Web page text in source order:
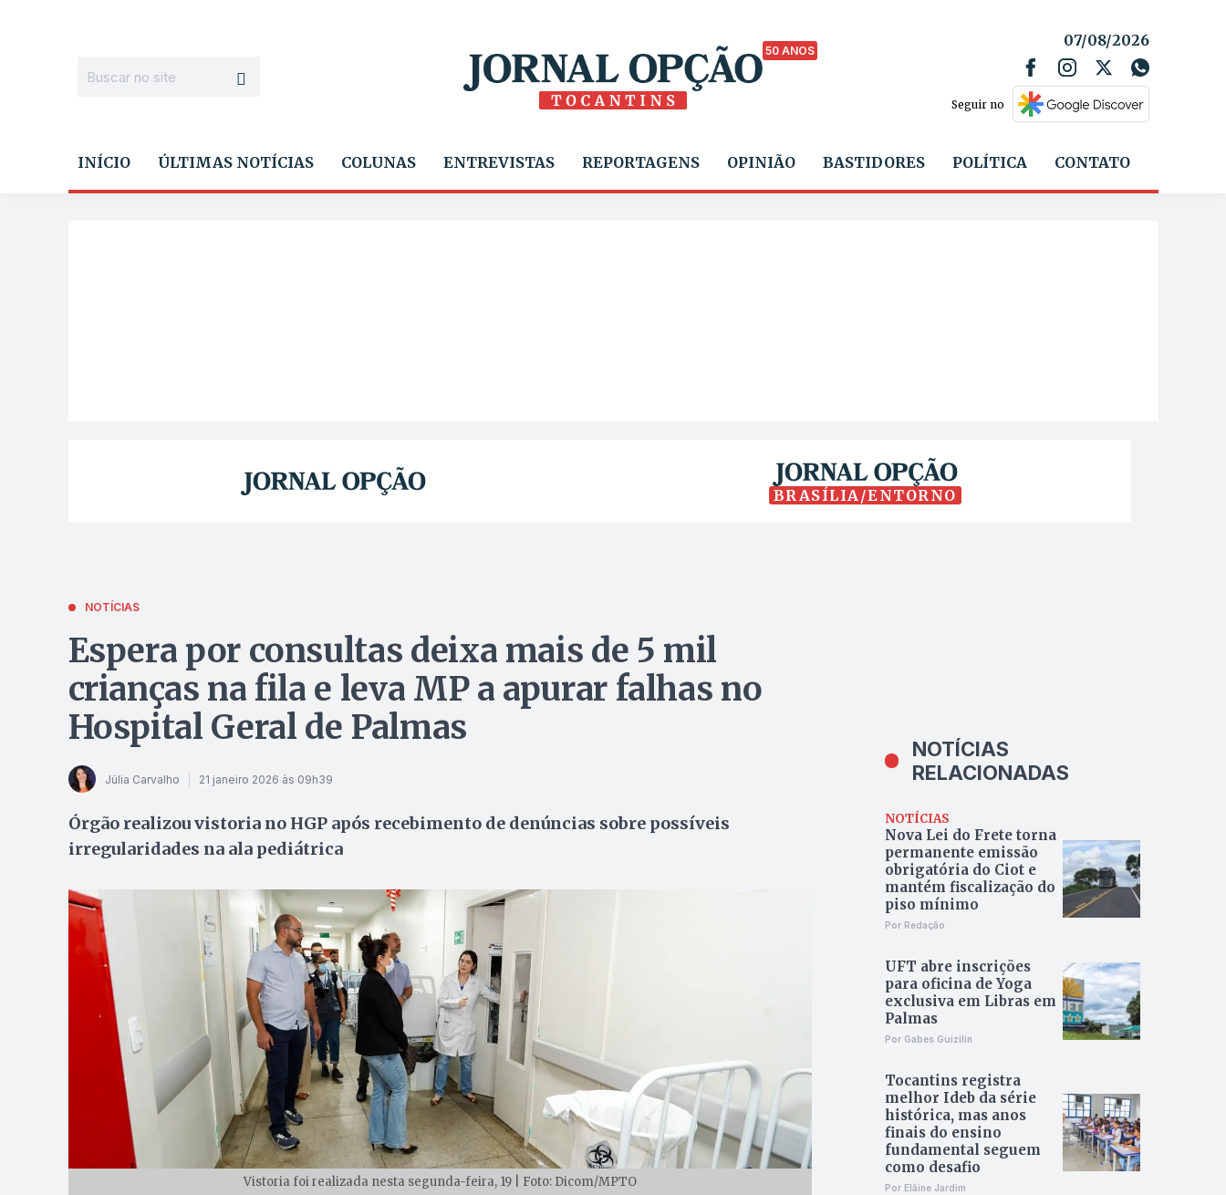
50 ANOS
07/08/2026
Seguir no
INÍCIO ÚLTIMAS NOTÍCIAS COLUNAS ENTREVISTAS REPORTAGENS OPINIÃO BASTIDORES POLÍTICA CONTATO
BRASÍLIA/ENTORNO
NOTÍCIAS
Espera por consultas deixa mais de 5 mil
crianças na fila e leva MP a apurar falhas no
Hospital Geral de Palmas
Júlia Carvalho 21 janeiro 2026 às 09h39
Órgão realizou vistoria no HGP após recebimento de denúncias sobre possíveis
irregularidades na ala pediátrica
Vistoria foi realizada nesta segunda-feira, 19 | Foto: Dicom/MPTO
NOTÍCIAS
RELACIONADAS
NOTÍCIAS
Nova Lei do Frete torna
permanente emissão
obrigatória do Ciot e
mantém fiscalização do
piso mínimo
Por Redação
UFT abre inscrições
para oficina de Yoga
exclusiva em Libras em
Palmas
Por Gabes Guizilin
Tocantins registra
melhor Ideb da série
histórica, mas anos
finais do ensino
fundamental seguem
como desafio
Por Elâine Jardim